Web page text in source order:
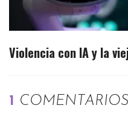
Violencia con IA y la
1 COMENTARIOS